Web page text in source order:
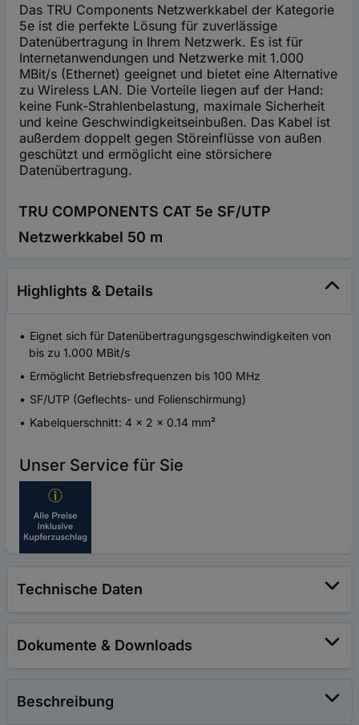
Das TRU Components Netzwerkkabel der Kategorie
5e ist die perfekte Lösung für zuverlässige
Datenübertragung in Ihrem Netzwerk. Es ist für
Internetanwendungen und Netzwerke mit 1.000
MBit/s (Ethernet) geeignet und bietet eine Alternative
zu Wireless LAN. Die Vorteile liegen auf der Hand:
keine Funk-Strahlenbelastung, maximale Sicherheit
und keine Geschwindigkeitseinbußen. Das Kabel ist
außerdem doppelt gegen Störeinflüsse von außen
geschützt und ermöglicht eine störsichere
Datenübertragung.
TRU COMPONENTS CAT 5e SF/UTP
Netzwerkkabel 50 m
Highlights & Details
Eignet sich für Datenübertragungsgeschwindigkeiten von
bis zu 1.000 MBit/s
Ermöglicht Betriebsfrequenzen bis 100 MHz
SF/UTP (Geflechts- und Folienschirmung)
Kabelquerschnitt: 4 x 2 x 0.14 mm²
Unser Service für Sie
Technische Daten
Dokumente & Downloads
Beschreibung